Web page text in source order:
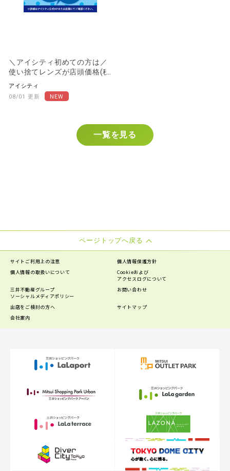
＼アイシティ初めての方は／
使い捨てレンズが店頭価格(税
アイシティ
08/01 更新
一覧を見る
ページトップへ戻る
サイトご利用上の注意
個人情報保護方針
個人情報の取扱いについて
Cookieおよび
アクセスログについて
三井不動産グループ
ソーシャルメディアポリシー
お問い合わせ
出店をご検討の方へ
サイトマップ
会社案内